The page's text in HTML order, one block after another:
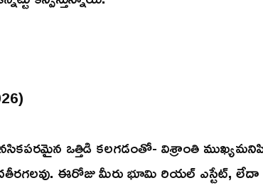
ఒత్తిడి కలగడంతో- విశ్రాంతి
ఈరోజు మీరు భూమి రియల్ ఎస్టేట్, లేదా